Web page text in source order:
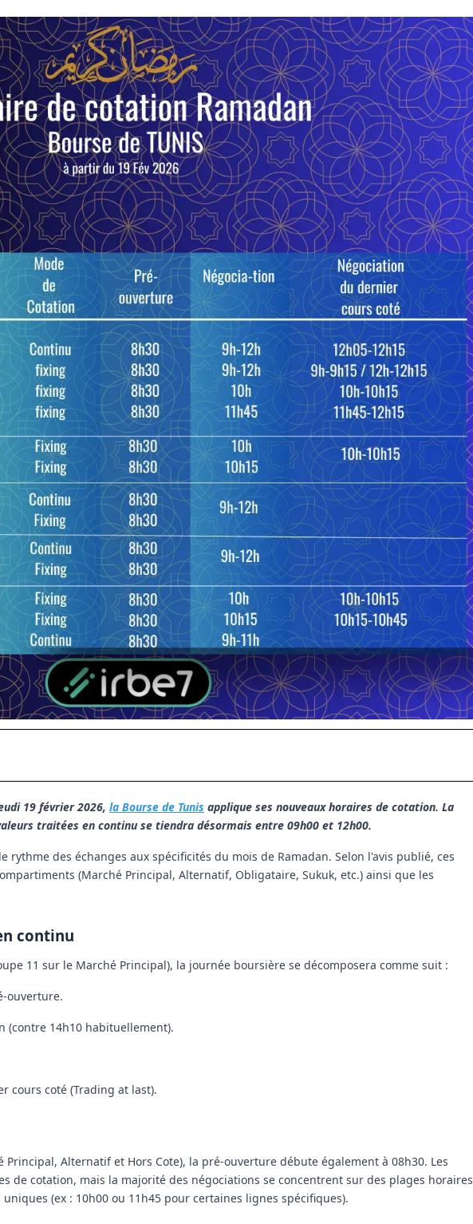
19 février 2026, la Bourse de Tunis applique ses nouveaux horaires de cotation. La
traitées en continu se tiendra désormais entre 09h00 et 12h00.
rythme des échanges aux spécificités du mois de Ramadan. Selon l'avis publié, ces
(Marché Principal, Alternatif, Obligataire, Sukuk, etc.) ainsi que les
continu
11 sur le Marché Principal), la journée boursière se décomposera comme suit :
ouverture.
(contre 14h10 habituellement).
cours coté (Trading at last).
Principal, Alternatif et Hors Cote), la pré-ouverture débute également à 08h30. Les
de cotation, mais la majorité des négociations se concentrent sur des plages horaires
(ex : 10h00 ou 11h45 pour certaines lignes spécifiques).